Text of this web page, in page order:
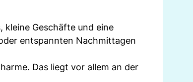
kleine Geschäfte und eine
entspannten Nachmittagen
Das liegt vor allem an der